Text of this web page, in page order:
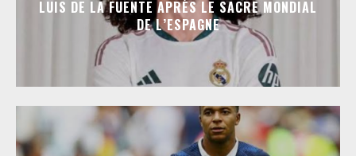
LUIS DE LA FUENTE APRÈS LE SACRE MONDIAL
DE L’ESPAGNE